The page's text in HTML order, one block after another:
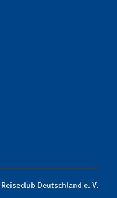
Deutschland e. V.